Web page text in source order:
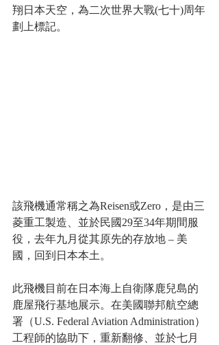
翔日本天空，為二次世界大戰(七十)周年
劃上標記。
該飛機通常稱之為Reisen或Zero，是由三
菱重工製造、並於民國29至34年期間服
役，去年九月從其原先的存放地 – 美
國，回到日本本土。
此飛機目前在日本海上自衛隊鹿兒島的
鹿屋飛行基地展示。在美國聯邦航空總
署（U.S. Federal Aviation Administration）
工程師的協助下，重新翻修、並於七月